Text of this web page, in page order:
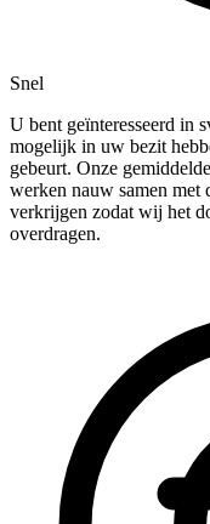
Snel
U bent geïnteresseerd in
mogelijk in uw bezit
gebeurt. Onze
werken nauw samen met
verkrijgen zodat wij het
overdragen.